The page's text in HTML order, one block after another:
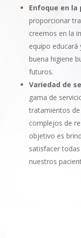
Enfoque en la
proporcionar
creemos en la
equipo
buena higiene
futuros.
Variedad de
gama de
tratamientos
complejos de
objetivo es
satisfacer
nuestros